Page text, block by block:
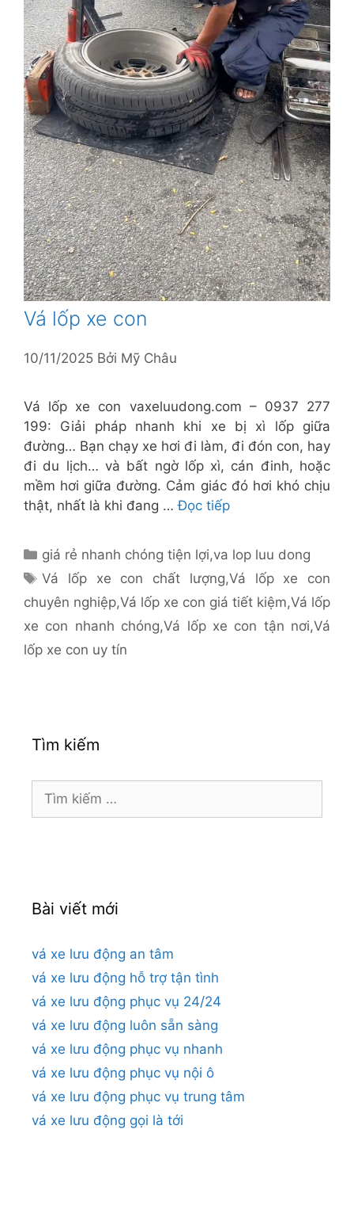
Vá lốp xe con
10/11/2025 Bởi Mỹ Châu
Vá lốp xe con vaxeluudong.com – 0937 277
199: Giải pháp nhanh khi xe bị xì lốp giữa
đường… Bạn chạy xe hơi đi làm, đi đón con, hay
đi du lịch… và bất ngờ lốp xì, cán đinh, hoặc
mềm hơi giữa đường. Cảm giác đó hơi khó chịu
thật, nhất là khi đang …Đọc tiếp
Danh
mục
giá rẻ nhanh chóng tiện lợi,va lop luu dong
Thẻ
Vá lốp xe con chất lượng,Vá lốp xe con
chuyên nghiệp,Vá lốp xe con giá tiết kiệm,Vá lốp
xe con nhanh chóng,Vá lốp xe con tận nơi,Vá
lốp xe con uy tín
Tìm kiếm
Tìm
Bài viết mới
vá xe lưu động an tâm
vá xe lưu động hỗ trợ tận tình
vá xe lưu động phục vụ 24/24
vá xe lưu động luôn sẵn sàng
vá xe lưu động phục vụ nhanh
vá xe lưu động phục vụ nội ô
vá xe lưu động phục vụ trung tâm
vá xe lưu động gọi là tới